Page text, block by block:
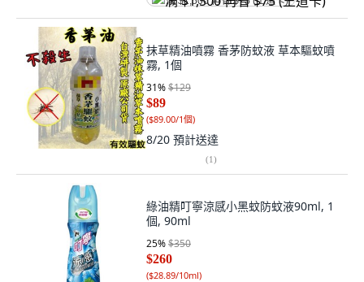
抹草精油噴霧 香茅防蚊液 草本驅蚊噴
霧, 1個
31%$129
$89
($89.00/1個)
8/20 預計送達
(1)
綠油精叮寧涼感小黑蚊防蚊液90ml, 1
個, 90ml
25%$350
$260
($28.89/10ml)